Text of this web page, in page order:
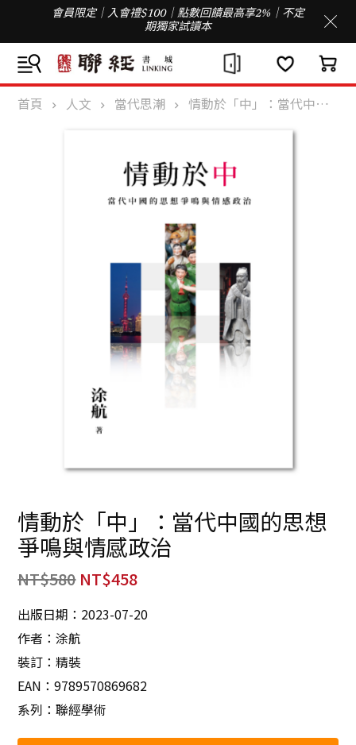
會員限定｜入會禮$100｜點數回饋最高享2%｜不定
期獨家試讀本
首頁 人文 當代思潮 情動於「中」：當代中國的思想爭鳴與情感政治
情動於「中」：當代中國的思想
爭鳴與情感政治
NT$580 NT$458
出版日期：2023-07-20
作者：涂航
裝訂：精裝
EAN：9789570869682
系列：聯經學術